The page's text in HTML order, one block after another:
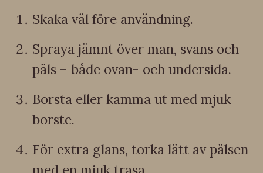
Skaka väl före användning.
Spraya jämnt över man, svans och
päls – både ovan- och undersida.
Borsta eller kamma ut med mjuk
borste.
För extra glans, torka lätt av pälsen
med en mjuk trasa.